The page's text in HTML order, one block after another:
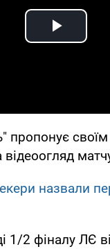
Play
пропонує
назвали
1/2 фіналу ЛЄ